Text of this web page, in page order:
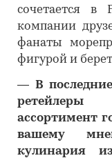
сочетается
компании
фанаты
фигурой и
― В
ретейлеры
ассортимент
вашему
кулинария